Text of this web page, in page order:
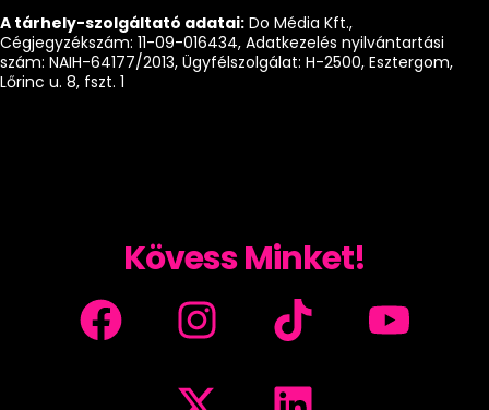
A tárhely-szolgáltató adatai: Do Média Kft.,
Cégjegyzékszám: 11-09-016434, Adatkezelés nyilvántartási
szám: NAIH-64177/2013, Ügyfélszolgálat: H-2500, Esztergom,
Lőrinc u. 8, fszt. 1
Kövess Minket!